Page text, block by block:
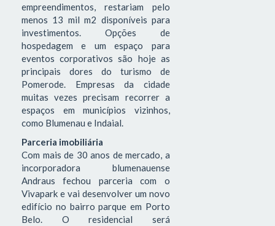
empreendimentos, restariam pelo
menos 13 mil m2 disponíveis para
investimentos. Opções de
hospedagem e um espaço para
eventos corporativos são hoje as
principais dores do turismo de
Pomerode. Empresas da cidade
muitas vezes precisam recorrer a
espaços em municípios vizinhos,
como Blumenau e Indaial.
Parceria imobiliária
Com mais de 30 anos de mercado, a
incorporadora blumenauense
Andraus fechou parceria com o
Vivapark e vai desenvolver um novo
edifício no bairro parque em Porto
Belo. O residencial será